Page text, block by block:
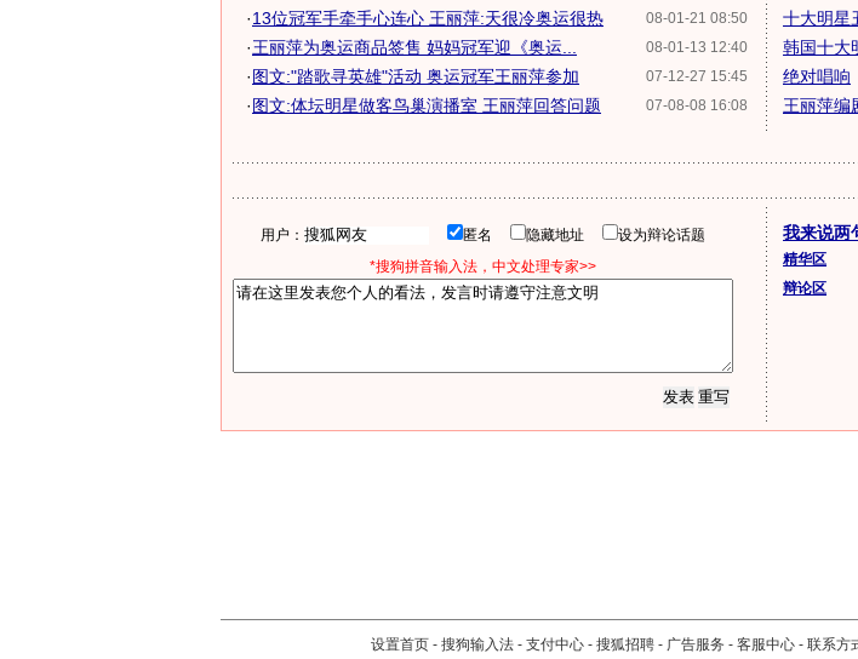
08-01-21 08:50
·13位冠军手牵手心连心 王丽萍:天很冷奥运很热
08-01-13 12:40
·王丽萍为奥运商品签售 妈妈冠军迎《奥运...
07-12-27 15:45
·图文:"踏歌寻英雄"活动 奥运冠军王丽萍参加
07-08-08 16:08
·图文:体坛明星做客鸟巢演播室 王丽萍回答问题
十大明星
韩国十大
绝对唱响
王丽萍编
用户： 匿名 隐藏地址
设为辩论话题
*搜狗拼音输入法，中文处理专家>>
我来说两
精华区
辩论区
设置首页 - 搜狗输入法 - 支付中心 - 搜狐招聘 - 广告服务 - 客服中心 - 联系方